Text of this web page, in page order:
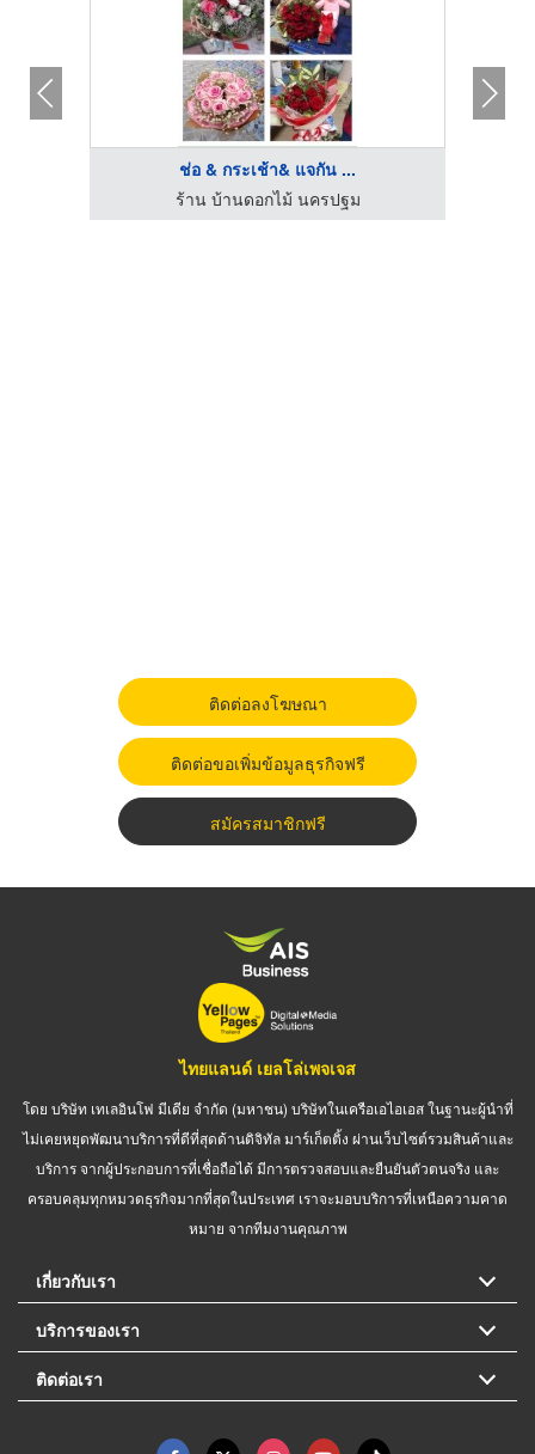
ช่อ & กระเช้า& แจกัน ...
ร้าน บ้านดอกไม้ นครปฐม
ติดต่อลงโฆษณา
ติดต่อขอเพิ่มข้อมูลธุรกิจฟรี
สมัครสมาชิกฟรี
ไทยแลนด์ เยลโล่เพจเจส
โดย บริษัท เทเลอินโฟ มีเดีย จำกัด (มหาชน) บริษัทในเครือเอไอเอส ในฐานะผู้นำที่
ไม่เคยหยุดพัฒนาบริการที่ดีที่สุดด้านดิจิทัล มาร์เก็ตติ้ง ผ่านเว็บไซต์รวมสินค้าและ
บริการ จากผู้ประกอบการที่เชื่อถือได้ มีการตรวจสอบและยืนยันตัวตนจริง และ
ครอบคลุมทุกหมวดธุรกิจมากที่สุดในประเทศ เราจะมอบบริการที่เหนือความคาด
หมาย จากทีมงานคุณภาพ
เกี่ยวกับเรา
บริการของเรา
ติดต่อเรา